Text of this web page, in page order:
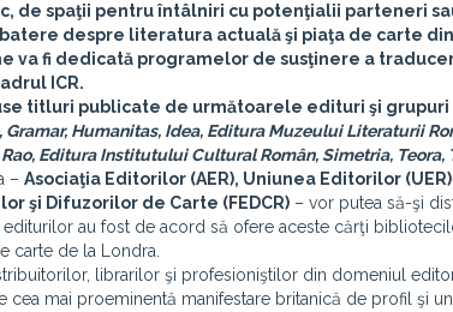
de spaţii pentru întâlniri cu potenţialii parteneri
despre literatura actuală şi piaţa de carte
va fi dedicată programelor de susţinere a
ICR.
titluri publicate de următoarele edituri şi
Gramar, Humanitas, Idea, Editura Muzeului Literaturii
Editura Institutului Cultural Român, Simetria, Teora,
– Asociaţia Editorilor (AER), Uniunea Editorilor
şi Difuzorilor de Carte (FEDCR) – vor putea să-şi
editurilor au fost de acord să ofere aceste cărţi
carte de la Londra.
librarilor şi profesioniştilor din domeniul
cea mai proeminentă manifestare britanică de profil şi